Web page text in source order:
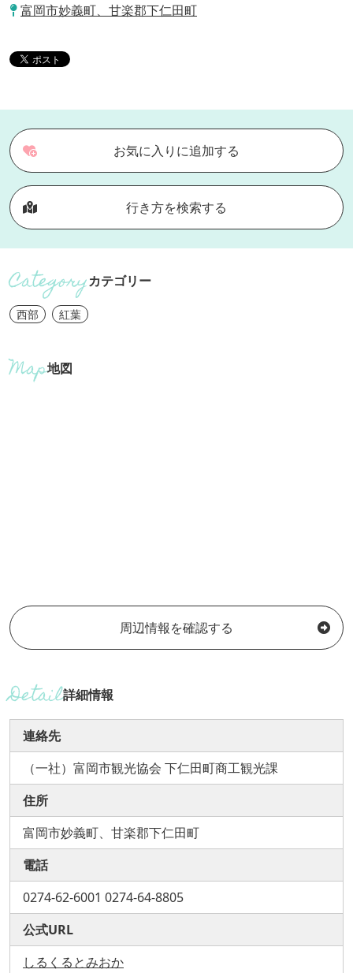
富岡市妙義町、甘楽郡下仁田町
お気に入りに追加する
行き方を検索する
カテゴリー
西部 紅葉
地図
周辺情報を確認する
詳細情報
連絡先
（一社）富岡市観光協会 下仁田町商工観光課
住所
富岡市妙義町、甘楽郡下仁田町
電話
0274-62-6001 0274-64-8805
公式URL
しるくるとみおか